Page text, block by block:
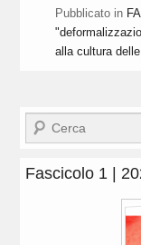
Pubblicato in
alla cultura
Cerca
Fascicolo 1 |